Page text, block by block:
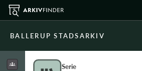
BALLERUP STADSARKIV
Serie